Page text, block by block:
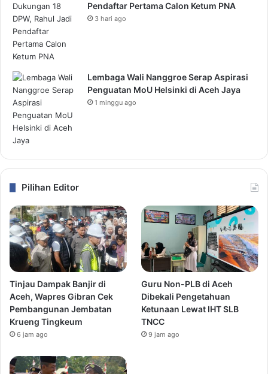
Pendaftar Pertama Calon Ketum PNA
3 hari ago
Lembaga Wali Nanggroe Serap Aspirasi
Penguatan MoU Helsinki di Aceh Jaya
1 minggu ago
Pilihan Editor
Tinjau Dampak Banjir di
Aceh, Wapres Gibran Cek
Pembangunan Jembatan
Krueng Tingkeum
6 jam ago
Guru Non-PLB di Aceh
Dibekali Pengetahuan
Ketunaan Lewat IHT SLB
TNCC
9 jam ago